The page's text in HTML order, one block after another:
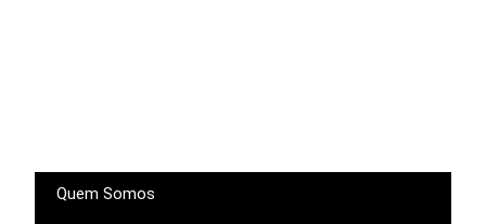
Quem Somos